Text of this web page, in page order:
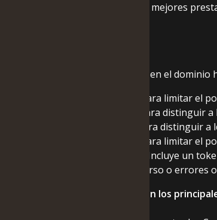
realizadas, y desarrollar nuevas y mejores
Utilizamos las siguientes cookies en el
Nombre: _gat. Finalidad: Se usa para limitar el
Nombre: _gid. Finalidad: Se usa para distinguir
Nombre: _ga. Finalidad: Se usa para distinguir
Nombre: _gat. Finalidad: Se usa para limitar el
Nombre: AMP_TOKEN. Finalidad: Incluye un
inhabilitaciones, solicitudes en curso o errores
¿Cómo deshabilitar las cookies en los